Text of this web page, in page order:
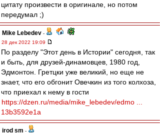
цитату произвести в оригинале, но потом
передумал ;)
Mike Lebedev -
28 дек 2022 19:09
По разделу "Этот день в Истории" сегодня, так
и быть, для друзей-динамовцев, 1980 год,
Эдмонтон. Гретцки уже великий, но еще не
знает, что его обгонит Овечкин из того колхоза,
что приехал к нему в гости
https://dzen.ru/media/mike_lebedev/edmo ...
13b3592e1a
irod sm -